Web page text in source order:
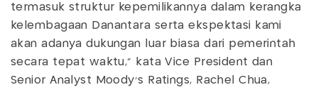
termasuk struktur kepemilikannya dalam kerangka
kelembagaan Danantara serta ekspektasi kami
akan adanya dukungan luar biasa dari pemerintah
secara tepat waktu," kata Vice President dan
Senior Analyst Moody's Ratings, Rachel Chua,